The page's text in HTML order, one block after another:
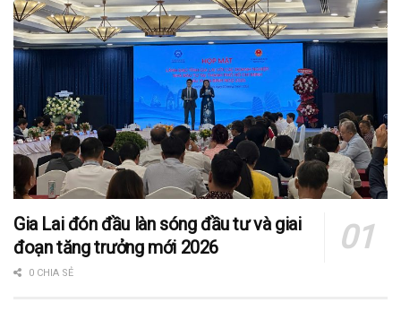
Gia Lai đón đầu làn sóng đầu tư và giai
đoạn tăng trưởng mới 2026
0 CHIA SẺ